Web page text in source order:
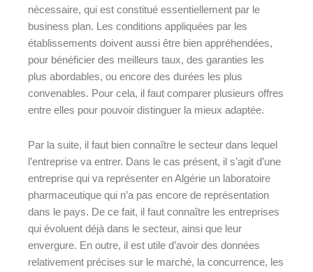
nécessaire, qui est constitué essentiellement par le
business plan. Les conditions appliquées par les
établissements doivent aussi être bien appréhendées,
pour bénéficier des meilleurs taux, des garanties les
plus abordables, ou encore des durées les plus
convenables. Pour cela, il faut comparer plusieurs offres
entre elles pour pouvoir distinguer la mieux adaptée.
Par la suite, il faut bien connaître le secteur dans lequel
l’entreprise va entrer. Dans le cas présent, il s’agit d’une
entreprise qui va représenter en Algérie un laboratoire
pharmaceutique qui n’a pas encore de représentation
dans le pays. De ce fait, il faut connaître les entreprises
qui évoluent déjà dans le secteur, ainsi que leur
envergure. En outre, il est utile d’avoir des données
relativement précises sur le marché, la concurrence, les